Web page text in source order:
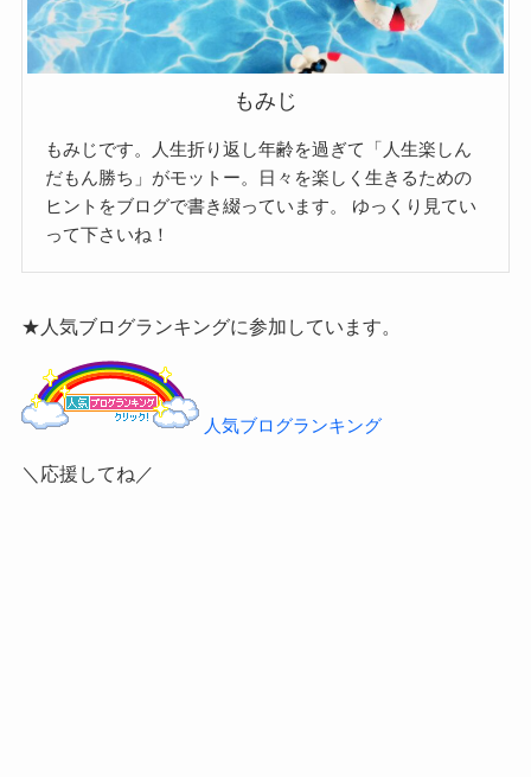
もみじ
もみじです。人生折り返し年齢を過ぎて「人生楽しん
だもん勝ち」がモットー。日々を楽しく生きるための
ヒントをブログで書き綴っています。
ゆっくり見てい
って下さいね！
★人気ブログランキングに参加しています。
人気ブログランキング
＼応援してね／